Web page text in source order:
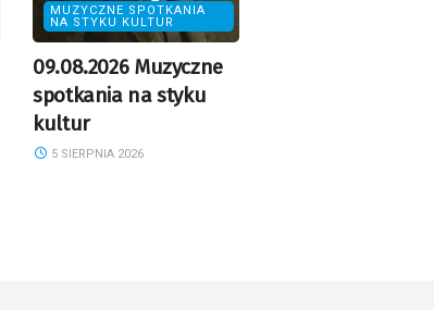
MUZYCZNE SPOTKANIA
NA STYKU KULTUR
09.08.2026 Muzyczne
spotkania na styku
kultur
5 SIERPNIA 2026